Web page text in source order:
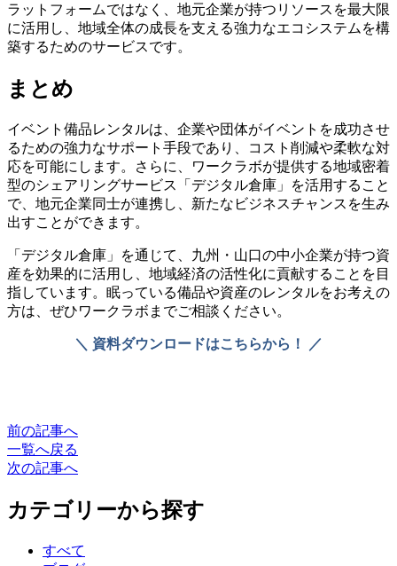
ラットフォームではなく、地元企業が持つリソースを最大限
に活用し、地域全体の成長を支える強力なエコシステムを構
築するためのサービスです。
まとめ
イベント備品レンタルは、企業や団体がイベントを成功させ
るための強力なサポート手段であり、コスト削減や柔軟な対
応を可能にします。さらに、ワークラボが提供する地域密着
型のシェアリングサービス「デジタル倉庫」を活用すること
で、地元企業同士が連携し、新たなビジネスチャンスを生み
出すことができます。
「デジタル倉庫」を通じて、九州・山口の中小企業が持つ資
産を効果的に活用し、地域経済の活性化に貢献することを目
指しています。眠っている備品や資産のレンタルをお考えの
方は、ぜひワークラボまでご相談ください。
＼ 資料ダウンロードはこちらから！ ／
前の記事へ
一覧へ戻る
次の記事へ
カテゴリーから探す
すべて